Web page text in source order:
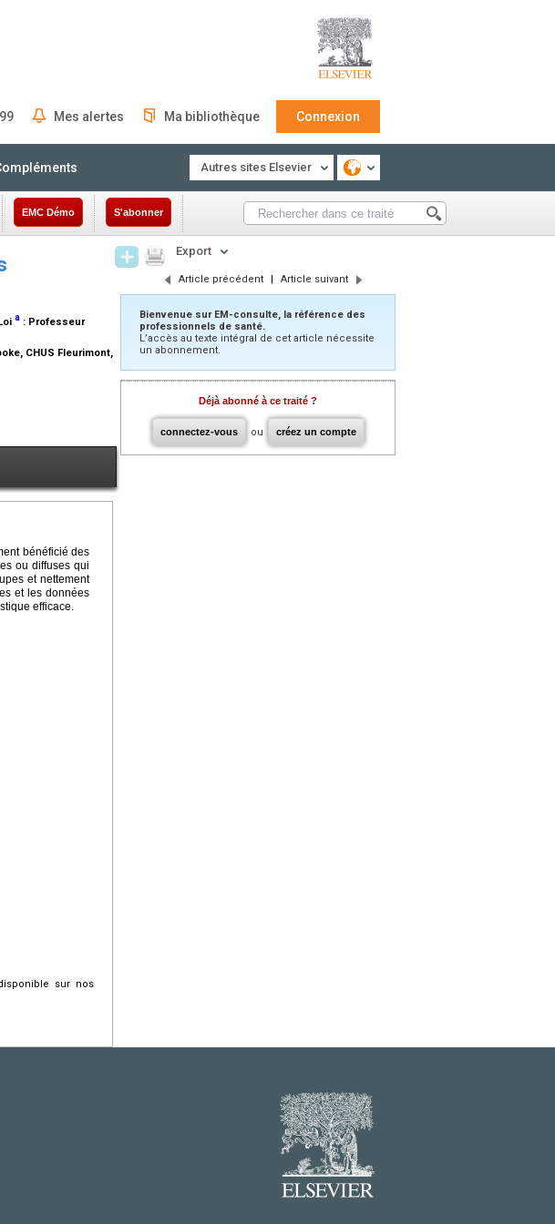
Mes alertes Ma bibliothèque Connexion
Autres sites Elsevier
EMC Démo S'abonner
a : Professeur
CHUS Fleurimont,
bénéficié des
ou diffuses qui
et nettement
et les données
efficace.
sur nos
Export
Article précédent | Article suivant
Bienvenue sur EM-consulte, la référence des
professionnels de santé.
L’accès au texte intégral de cet article nécessite
un abonnement.
Déjà abonné à ce traité ?
connectez-vous ou créez un compte